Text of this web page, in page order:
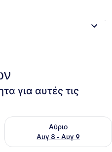
για αυτές τις
Αυγ 7 - Αυγ 8
Αύριο
Αυγ 8 - Αυγ 9
Έλεγχος διαθεσιμότητας